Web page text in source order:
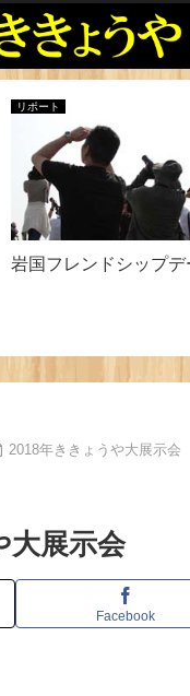
リポート
岩国フレンドシップデ
2018年ききょうや大展示会
大展示会
Facebook